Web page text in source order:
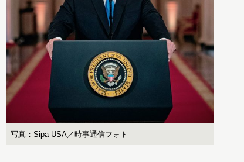
写真：Sipa USA／時事通信フォト